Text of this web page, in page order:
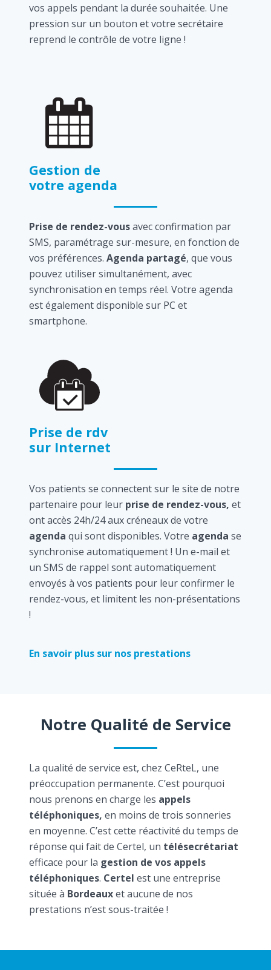
vos appels pendant la durée souhaitée. Une
pression sur un bouton et votre secrétaire
reprend le contrôle de votre ligne !
Gestion de
votre agenda
Prise de rendez-vousavec confirmation par
SMS, paramétrage sur-mesure, en fonction de
vos préférences. Agenda partagé, que vous
pouvez utiliser simultanément, avec
synchronisation en temps réel. Votre agenda
est également disponible sur PC et
smartphone.
Prise de rdv
sur Internet
Vos patients se connectent sur le site de notre
partenaire pour leur prise de rendez-vous, et
ont accès 24h/24 aux créneaux de votre
agenda qui sont disponibles. Votre agenda se
synchronise automatiquement ! Un e-mail et
un SMS de rappel sont automatiquement
envoyés à vos patients pour leur confirmer le
rendez-vous, et limitent les non-présentations
!
En savoir plus sur nos prestations
Notre Qualité de Service
La qualité de service est, chez CeRteL, une
préoccupation permanente. C’est pourquoi
nous prenons en charge les appels
téléphoniques, en moins de trois sonneries
en moyenne. C’est cette réactivité du temps de
réponse qui fait de Certel, un télésecrétariat
efficace pour la gestion de vos appels
téléphoniques. Certel est une entreprise
située à Bordeauxet aucune de nos
prestations n’est sous-traitée !